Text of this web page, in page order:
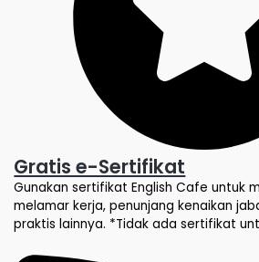
Gratis e-Sertifikat
Gunakan sertifikat English Cafe untuk
melamar kerja, penunjang kenaikan
praktis lainnya. *Tidak ada sertifikat